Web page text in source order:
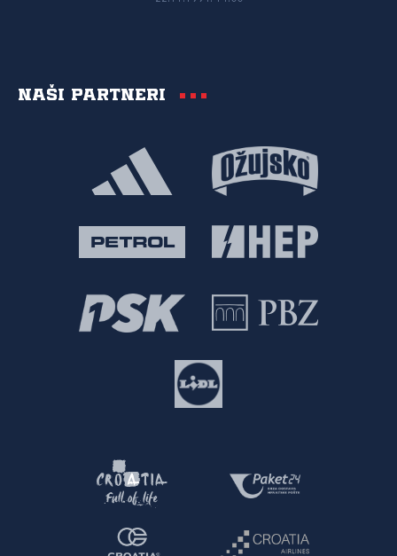
Naši partneri